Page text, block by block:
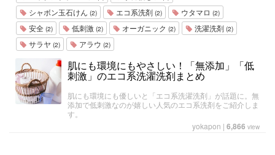
シャボン玉石けん (2) エコ系洗剤 (2) ウタマロ (2)
安全 (2) 低刺激 (2) オーガニック (2) 洗濯洗剤 (2)
サラヤ (2) アラウ (2)
肌にも環境にもやさしい！「無添加」「低
刺激」のエコ系洗濯洗剤まとめ
肌にも環境にも優しいと「エコ系洗濯洗剤」が話題に。無
添加で低刺激なのが嬉しい人気のエコ系洗剤をご紹介しま
す。
yokapon | 6,866 view